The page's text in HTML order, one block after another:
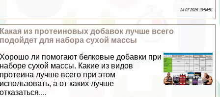
24 07 2026 19:54:51
Какая из протеиновых добавок лучше всего
подойдет для набора сухой массы
Хорошо ли помогают белковые добавки при
наборе сухой массы. Какие из видов
протеина лучше всего при этом
использовать, а от каких лучше
отказаться....